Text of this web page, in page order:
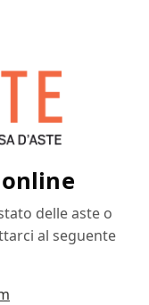
delle aste o
al seguente